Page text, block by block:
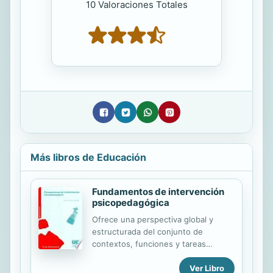
10 Valoraciones Totales
Más libros de Educación
Fundamentos de intervención
psicopedagógica
Ofrece una perspectiva global y
estructurada del conjunto de
contextos, funciones y tareas
relativas a la actividad del orientador
profesional. Para el estudiante de
Ver Libro